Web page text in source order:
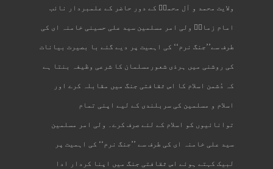
ولایت محمد و آل محمدؐ کے دور حاضر کے علمبردار نائب
امام زمانؑ ولی امر مسلمین سید علی حسینی خامنہ ای کی
طرف سے’’جنگ نرم‘‘ کی اہمیت پر دیے گئے با بصیرت بیانات
کی روشنی میں ہرذی شعورمسلمان کا شرعی وظیفہ بنتا ہے
کہ دُشمن اسلام کا اس ثقافتی جنگ میں مقابلہ کرے اور
اسلام و مسلمین کی سربلندی کے لیے اپنی تمام
توانائیوں کو اسلام کے لئے صرف کرے۔ ولی امر مسلمین
سید علی خامنہ ای کی طرف سے ’’جنگ نرم‘‘ کی اہمیت پر
لبیک کہتے ہوئے اس ثقافتی جنگ میں اپنا کردار ادا